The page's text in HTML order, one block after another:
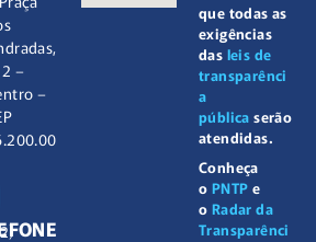
–
–
que todas as
exigências
das leis de
transparênci
a
pública serão
atendidas.
Conheça
o PNTP e
o Radar da
Transparênci